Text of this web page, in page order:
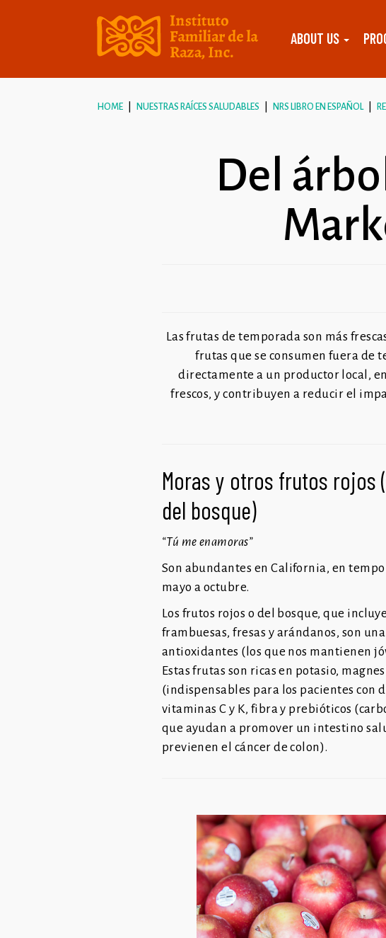
ABOUT US
HOME NUESTRAS RAÍCES SALUDABLES NRS LIBRO EN ESPAÑOL
Del
Las frutas de temporada son más
frutas que se consumen fuera de
directamente a un productor local,
frescos, y contribuyen a reducir el
Moras y otros frutos rojos
del bosque)
“Tú me enamoras”
Son abundantes en California, en
mayo a octubre.
Los frutos rojos o del bosque, que
frambuesas, fresas y arándanos, son
antioxidantes (los que nos mantienen
Estasfrutas son ricas en potasio,
(indispensables para los pacientes con
vitaminas C y K, fibra y prebióticos
que ayudan a promover un intestino
previenen el cáncer de colon).